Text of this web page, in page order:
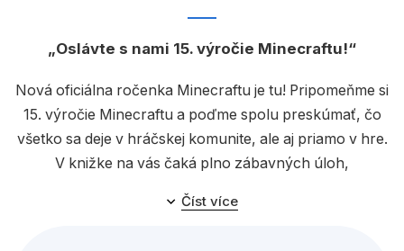
Komiks
Křížovky
Kuchařky
Počítače
Oslávte s nami 15. výročie Minecraftu!
Nová oficiálna ročenka Minecraftu je tu! Pripomeňme si
15. výročie Minecraftu a poďme spolu preskúmať, čo
všetko sa deje v hráčskej komunite, ale aj priamo v hre.
V knižke na vás čaká plno zábavných úloh,
Číst více